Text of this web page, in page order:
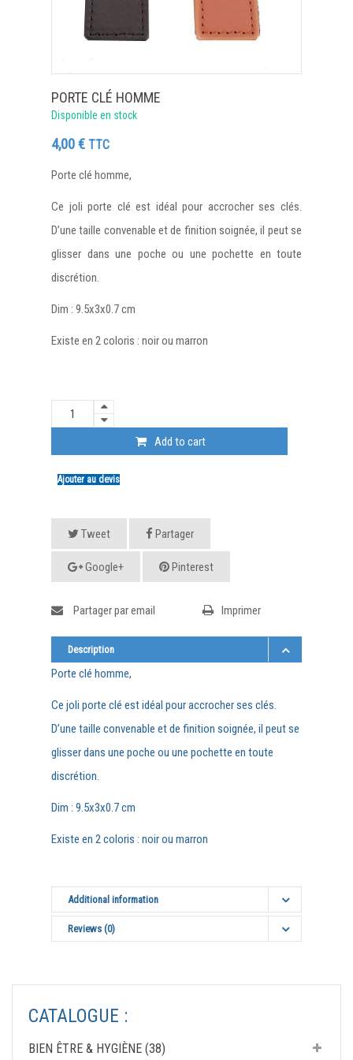
PORTE CLÉ HOMME
Disponible en stock
4,00€ TTC
Porte clé homme,
Ce joli porte clé est idéal pour accrocher ses clés.
D’une taille convenable et de finition soignée, il peut se
glisser dans une poche ou une pochette en toute
discrétion.
Dim : 9.5x3x0.7 cm
Existe en 2 coloris : noir ou marron
Add to cart
Ajouter au devis
Tweet Partager
Google+ Pinterest
Imprimer
Partager par email
Description
Porte clé homme,
Ce joli porte clé est idéal pour accrocher ses clés.
D’une taille convenable et de finition soignée, il peut se
glisser dans une poche ou une pochette en toute
discrétion.
Dim : 9.5x3x0.7 cm
Existe en 2 coloris : noir ou marron
Additional information
Reviews (0)
CATALOGUE :
BIEN ÊTRE & HYGIÈNE (38)